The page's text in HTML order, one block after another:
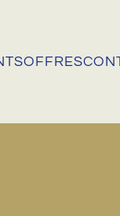
OFFRES